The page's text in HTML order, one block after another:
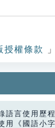
權條款
語言使用歷
《國語小